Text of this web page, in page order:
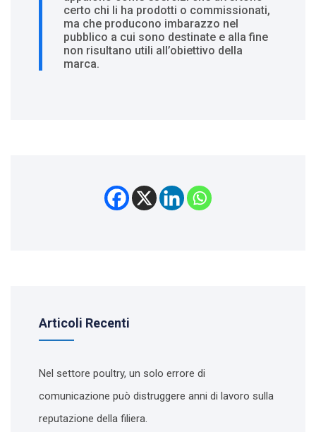
certo chi li ha prodotti o commissionati,
ma che producono imbarazzo nel
pubblico a cui sono destinate e alla fine
non risultano utili all’obiettivo della
marca.
Articoli Recenti
Nel settore poultry, un solo errore di
comunicazione può distruggere anni di lavoro sulla
reputazione della filiera.